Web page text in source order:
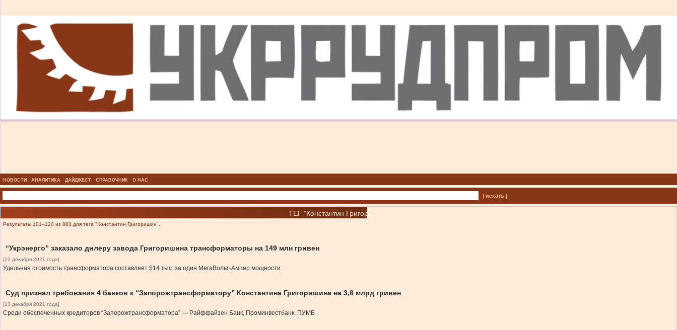
НОВОСТИ АНАЛИТИКА ДАЙДЖЕСТ СПРАВОЧНИК О НАС
| искать |
ТЕГ "Константин Григоришин"
Результаты 101–120 из 883 для тега "Константин Григоришин".
“Укрэнерго” заказало дилеру завода Григоришина трансформаторы на 149 млн гривен
[22 декабря 2021 года]
Удельная стоимость трансформатора составляет $14 тыс. за один МегаВольт-Ампер мощности
Суд признал требования 4 банков к “Запорожтрансформатору” Константина Григоришина на 3,6 млрд гривен
[13 декабря 2021 года]
Среди обеспеченных кредиторов “Запорожтрансформатора” — Райффайзен Банк, Проминвестбанк, ПУМБ